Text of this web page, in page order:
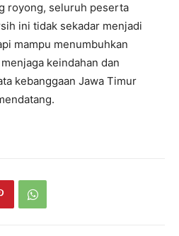
royong, seluruh peserta
ini tidak sekadar menjadi
mampu menumbuhkan
keindahan dan
kebanggaan Jawa Timur